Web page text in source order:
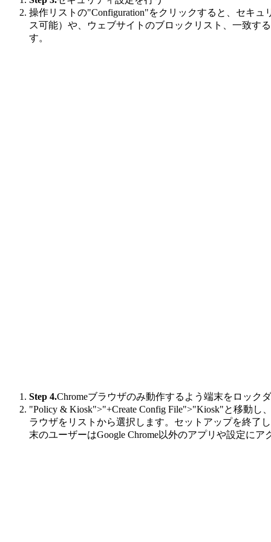
操作リストの"Configuration"をクリックすると、セキ
ス可能）や、ウェブサイトのブロックリスト、一致す
す。
Step 4.Chromeブラウザのみ動作するよう端末をロック
"Policy & Kiosk">"+Create Config File">"Kiosk"と移動
ラウザをリストから選択します。セットアップを終了
末のユーザーはGoogle Chrome以外のアプリや設定にア